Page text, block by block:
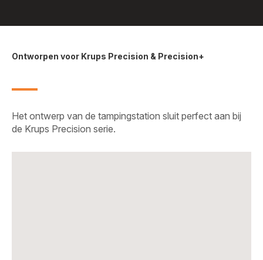
Ontworpen voor Krups Precision & Precision+
Het ontwerp van de tampingstation sluit perfect aan bij
de Krups Precision serie.